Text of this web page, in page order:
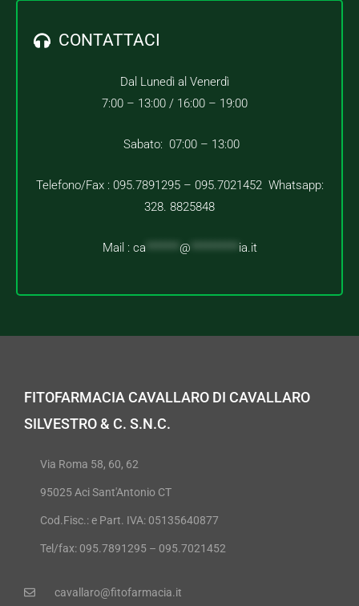
CONTATTACI
Dal Lunedì al Venerdì
7:00 – 13:00 / 16:00 – 19:00
Sabato: 07:00 – 13:00
Telefono/Fax : 095.7891295 – 095.7021452 Whatsapp:
328. 8825848
Mail : ca @ ia.it
FITOFARMACIA CAVALLARO DI CAVALLARO
SILVESTRO & C. S.N.C.
Via Roma 58, 60, 62
95025 Aci Sant'Antonio CT
Cod.Fisc.: e Part. IVA: 05135640877
Tel/fax: 095.7891295 – 095.7021452
cavallaro@fitofarmacia.it